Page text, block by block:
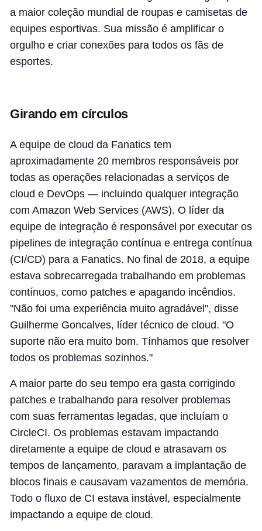
a maior coleção mundial de roupas e camisetas de
equipes esportivas. Sua missão é amplificar o
orgulho e criar conexões para todos os fãs de
esportes.
Girando em círculos
A equipe de cloud da Fanatics tem
aproximadamente 20 membros responsáveis por
todas as operações relacionadas a serviços de
cloud e DevOps — incluindo qualquer integração
com Amazon Web Services (AWS). O líder da
equipe de integração é responsável por executar os
pipelines de integração contínua e entrega contínua
(CI/CD) para a Fanatics. No final de 2018, a equipe
estava sobrecarregada trabalhando em problemas
contínuos, como patches e apagando incêndios.
"Não foi uma experiência muito agradável", disse
Guilherme Goncalves, líder técnico de cloud. "O
suporte não era muito bom. Tínhamos que resolver
todos os problemas sozinhos."
A maior parte do seu tempo era gasta corrigindo
patches e trabalhando para resolver problemas
com suas ferramentas legadas, que incluíam o
CircleCI. Os problemas estavam impactando
diretamente a equipe de cloud e atrasavam os
tempos de lançamento, paravam a implantação de
blocos finais e causavam vazamentos de memória.
Todo o fluxo de CI estava instável, especialmente
impactando a equipe de cloud.